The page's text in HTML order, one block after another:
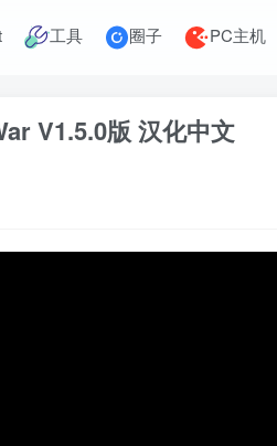
工具 圈子 PC主机
V1.5.0版 汉化中文